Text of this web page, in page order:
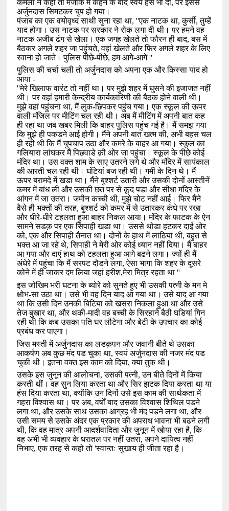
कमला ने कहा तो मजाक में कहने के बाद स्वयं हंस भी दी, पर इससे
अर्जुनदास सिमटकर चुप हो गया।
पंजाब का एक वयोवृध्द साथी सुना रहा था, ''एक नाटक था, कुर्सी, तुम्हें
याद होगा। उस नाटक पर सरकार ने रोक लगा दी थी। पर हमने वह
नाटक अजीब ढंग से खेला। एक जगह खेलते तो फौरन ही बाद, बस में
बैठकर अगले शहर जा पहुंचते, वहां खेलते और फिर अगले शहर के लिए
रवाना हो जाते। पुलिस पीछे-पीछे, हम आगे-आगे''
पुलिस की चर्चा चली तो अर्जुनदास को अपना एक और किस्सा याद हो
आया -
''मेरे खिलाफ वारंट तो नहीं था। पर मुझे शहर में घुसने की इजाजत नहीं
थी। पर वहां हमारी केन्द्रीय कार्यकारिणी की बैठक होने वाली थी।
मुझे वहां पहुंचना था, मैं लुक-छिपकर पहुंच गया। एक स्कूल की ऊपर
वाली मंजिल पर मीटिंग चल रही थी। अब मैं मीटिंग में अपनी बात कह
ही रहा था जब खबर मिली कि बाहर पुलिस पहुंच गई है। मैं समझ गया
कि मुझे ही पकडने आई होगी। मैंने अपनी बात खत्म की, अभी बहस चल
ही रही थी कि मैं चुपचाप उठा और कमरे के बाहर आ गया। स्कूल का
गलियारा लांघकर मैं पिछवाडे क़ी ओर जा पहुंचा। स्कूल के पीछे कोई
मंदिर था। उस वक्त शाम के साए उतरने लगे थे और मंदिर में सायंकाल
की आरती चल रही थी। घंटियां बज रही थी। गर्मी के दिन थे। मैं
ऊपर बरामदे में खडा था। मैंने बुश्शर्ट उतारी और उसकी दोनों आस्तीनें
कमर में बांध ली और उसकी छत पर से कूद पडा और सीधा मंदिर के
आंगन में जा उतरा। जमीन कच्ची थी, मुझे चोट नहीं आई। फिर मैंने
वैसे ही भक्तों की तरह, बुश्शर्ट को कमर में से उतारकर कंधे पर रखा
और धीरे-धीरे टहलता हुआ बाहर निकल आया। मंदिर के फाटक के ऐन
सामने सडक़ पर एक सिपाही खडा था। उससे थोडा हटकर दाईं ओर
को, एक और सिपाही तैनात था। दोनों के हाथ में लाठियां थी, बहुत से
भक्त आ जा रहे थे, सिपाही ने मेरी ओर कोई ध्यान नहीं दिया। मैं बाहर
आ गया और दाएं हाथ को टहलता हुआ आगे बढने लगा। ज्यों ही मैं
अंधेरे में पहुंचा कि मैं सरपट दौडने लगा, ऐसा भागा कि शहर के दूसरे
कोने में ही जाकर दम लिया जहां हरीश,मेरा मित्र रहता था''
इस जोखिम भरी घटना के ब्योरे को सुनते हुए भी उसकी पत्नी के मन मे
क्षोभ-सा उठा था। उसे भी वह दिन याद आ गया था। उसे याद आ गया
था कि उसी दिन उनकी बिटिया को खसरा निकला हुआ था और उसे
तेज बुखार था, और थकी-मादी वह बच्ची के सिरहाने बैठी घडियां गिन
रही थी कि कब उसका पति घर लौटेगा और बेटी के उपचार का कोई
प्रबंध कर पाएगा।
जिस मस्ती में अर्जुनदास का लडक़पन और जवानी बीते थे उसका
आकर्षण अब कुछ मंद पड चुका था, स्वयं अर्जुनदास की नजर मंद पड
चुकी थी। इतना वक्त इस काम को दिया, क्या तुक थी।
उसके इस जुनून की आलोचना, उसकी पत्नी, उन बीते दिनों में किया
करती थीं। वह सुन लिया करता था और सिर झटक दिया करता था या
हंस दिया करता था, क्योंकि उन दिनों उसे इस काम की सार्थकता में
गहरा विश्वास था। पर अब, वर्षों बाद उसका विश्वास शिथिल पडने
लगा था, और उसके साथ उसका आग्रह भी मंद पडने लगा था, और
उसी समय से उसके अंदर एक प्रकार की अपराध भावना भी बढने लगी
थी, कि वह मात्र अपनी आदर्शवादिता और जुनून में खोया रहा है, कि
वह अभी भी व्यवहार के धरातल पर नहीं उतरा, अपने दायित्व नहीं
निभाए, एक तरह से कहो तो 'स्वान्तः सुखाय ही जीता रहा है।